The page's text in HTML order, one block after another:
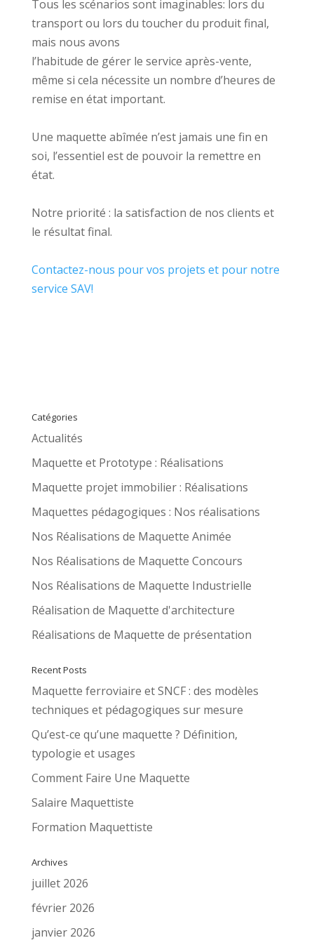
Tous les scénarios sont imaginables: lors du
transport ou lors du toucher du produit final,
mais nous avons
l’habitude de gérer le service après-vente,
même si cela nécessite un nombre d’heures de
remise en état important.
Une maquette abîmée n’est jamais une fin en
soi, l’essentiel est de pouvoir la remettre en
état.
Notre priorité : la satisfaction de nos clients et
le résultat final.
Contactez-nous pour vos projets et pour notre
service SAV!
Catégories
Actualités
Maquette et Prototype : Réalisations
Maquette projet immobilier : Réalisations
Maquettes pédagogiques : Nos réalisations
Nos Réalisations de Maquette Animée
Nos Réalisations de Maquette Concours
Nos Réalisations de Maquette Industrielle
Réalisation de Maquette d'architecture
Réalisations de Maquette de présentation
Recent Posts
Maquette ferroviaire et SNCF : des modèles
techniques et pédagogiques sur mesure
Qu’est-ce qu’une maquette ? Définition,
typologie et usages
Comment Faire Une Maquette
Salaire Maquettiste
Formation Maquettiste
Archives
juillet 2026
février 2026
janvier 2026